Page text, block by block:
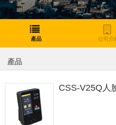
產品 公司介
產品
CSS-V25Q人